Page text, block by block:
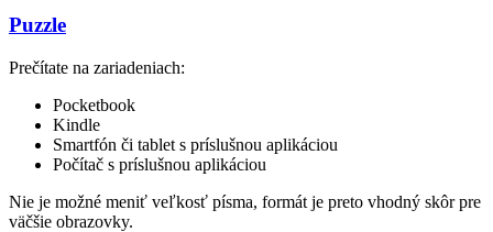
Puzzle
Prečítate na zariadeniach:
Pocketbook
Kindle
Smartfón či tablet s príslušnou aplikáciou
Počítač s príslušnou aplikáciou
Nie je možné meniť veľkosť písma, formát je preto vhodný skôr pre
väčšie obrazovky.